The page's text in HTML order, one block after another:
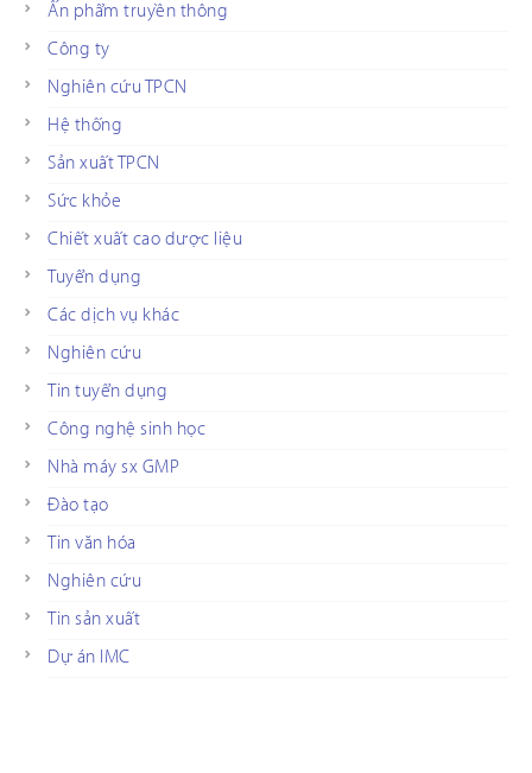
Ấn phẩm truyền thông
Công ty
Nghiên cứu TPCN
Hệ thống
Sản xuất TPCN
Sức khỏe
Chiết xuất cao dược liệu
Tuyển dụng
Các dịch vụ khác
Nghiên cứu
Tin tuyển dụng
Công nghệ sinh học
Nhà máy sx GMP
Đào tạo
Tin văn hóa
Nghiên cứu
Tin sản xuất
Dự án IMC